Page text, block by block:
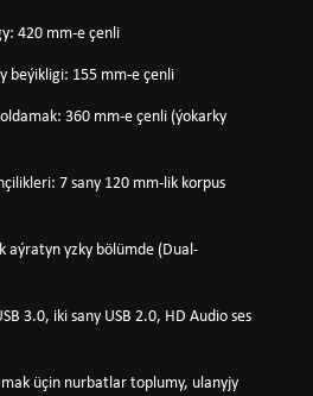
420 mm-e çenli
beýikligi: 155 mm-e çenli
360 mm-e çenli (ýokarky
7 sany 120 mm-lik korpus
aýratyn yzky bölümde (Dual-
3.0, iki sany USB 2.0, HD Audio ses
üçin nurbatlar toplumy, ulanyjy